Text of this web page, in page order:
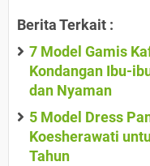
Berita Terkait :
7 Model Gamis
Kondangan Ibu-
dan Nyaman
5 Model Dress
Koesherawati
Tahun